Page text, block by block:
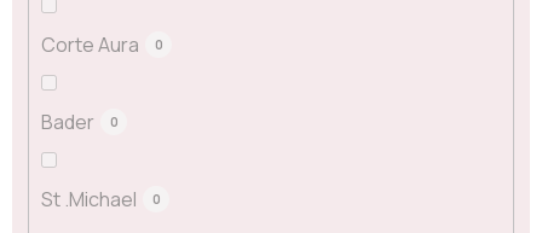
Corte Aura 0
Bader 0
St .Michael 0